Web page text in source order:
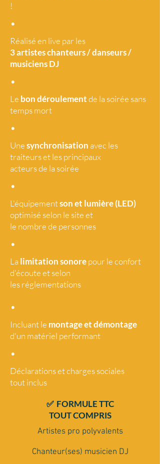
!
•
Réalisé en live par les
3 artisteschanteurs / danseurs /
musiciens DJ
•
Le bon déroulementde la soirée sans
temps mort
•
Unesynchronisation avec les
traiteurs et les principaux
acteurs de la soirée
•
L'équipementson et lumière (LED)
optimisé selon le site et
le nombre de personnes
•
La limitation sonorepour le confort
d'écoute et selon
les réglementations
•
Incluant le montage et démontage
d'un matériel performant
•
Déclarations et charges sociales
toutinclus
✅ FORMULE TTC
TOUT COMPRIS
Artistes pro polyvalents
Chanteur(ses) musicien DJ